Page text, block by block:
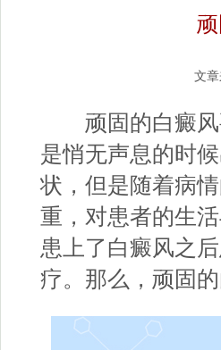
文章
顽固的白癜风
是悄无声息的时
状，但是随着病
重，对患者的生
患上了白癜风之
疗。那么，顽固